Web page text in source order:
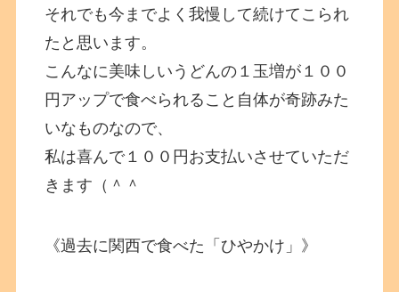
それでも今までよく我慢して続けてこられ
たと思います。
こんなに美味しいうどんの１玉増が１００
円アップで食べられること自体が奇跡みた
いなものなので、
私は喜んで１００円お支払いさせていただ
きます（＾＾
《過去に関西で食べた「ひやかけ」》